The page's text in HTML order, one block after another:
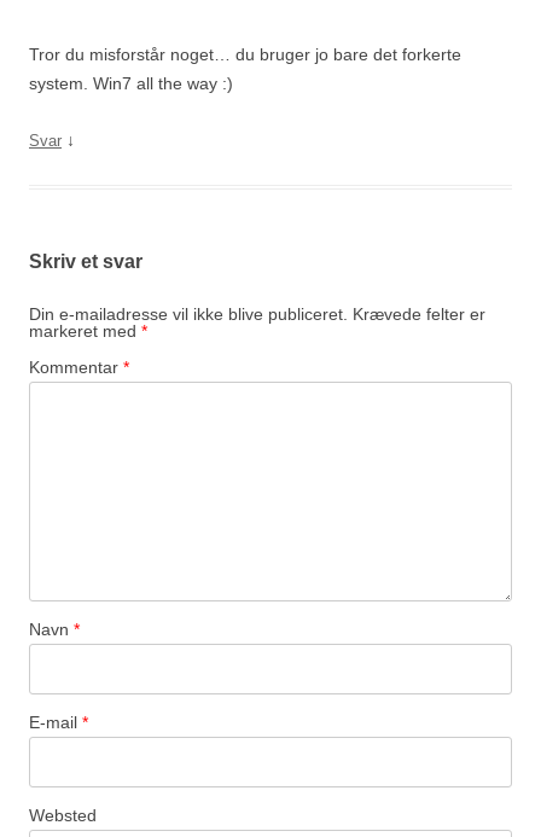
Tror du misforstår noget… du bruger jo bare det forkerte
system. Win7 all the way :)
Svar ↓
Skriv et svar
Din e-mailadresse vil ikke blive publiceret. Krævede felter er
markeret med *
Kommentar *
Navn *
E-mail *
Websted